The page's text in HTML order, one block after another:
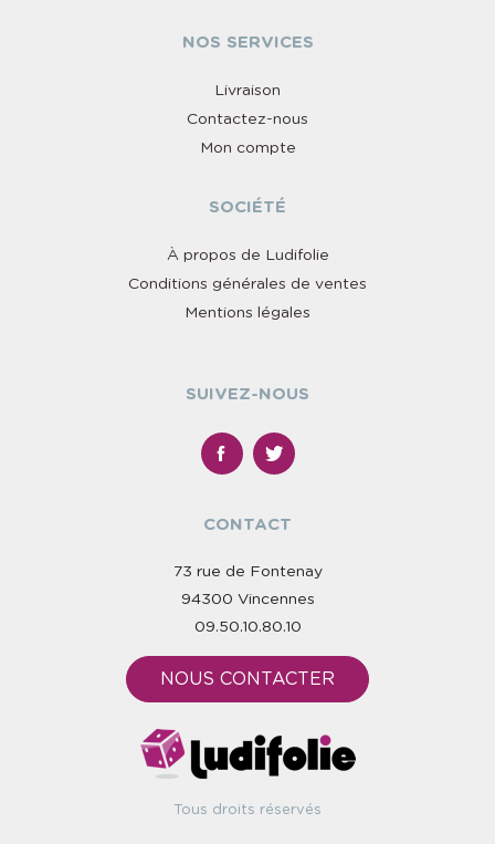
NOS SERVICES
Livraison
Contactez-nous
Mon compte
SOCIÉTÉ
À propos de Ludifolie
Conditions générales de ventes
Mentions légales
SUIVEZ-NOUS
CONTACT
73 rue de Fontenay
94300 Vincennes
09.50.10.80.10
NOUS CONTACTER
Tous droits réservés